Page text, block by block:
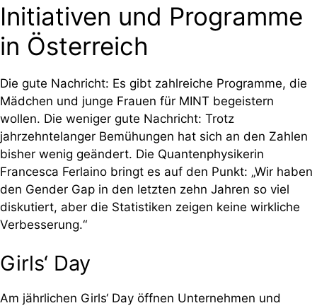
Initiativen und Programme
in Österreich
Die gute Nachricht: Es gibt zahlreiche Programme, die
Mädchen und junge Frauen für MINT begeistern
wollen. Die weniger gute Nachricht: Trotz
jahrzehntelanger Bemühungen hat sich an den Zahlen
bisher wenig geändert. Die Quantenphysikerin
Francesca Ferlaino bringt es auf den Punkt: „Wir haben
den Gender Gap in den letzten zehn Jahren so viel
diskutiert, aber die Statistiken zeigen keine wirkliche
Verbesserung.“
Girls‘ Day
Am jährlichen Girls‘ Day öffnen Unternehmen und